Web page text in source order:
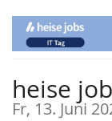
Zum
Haupt-
Inhalt
heise
Fr, 13. Juni